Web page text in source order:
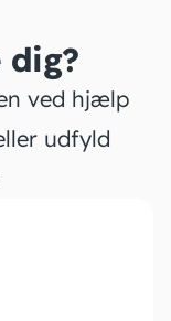
dig?
ved hjælp
udfyld